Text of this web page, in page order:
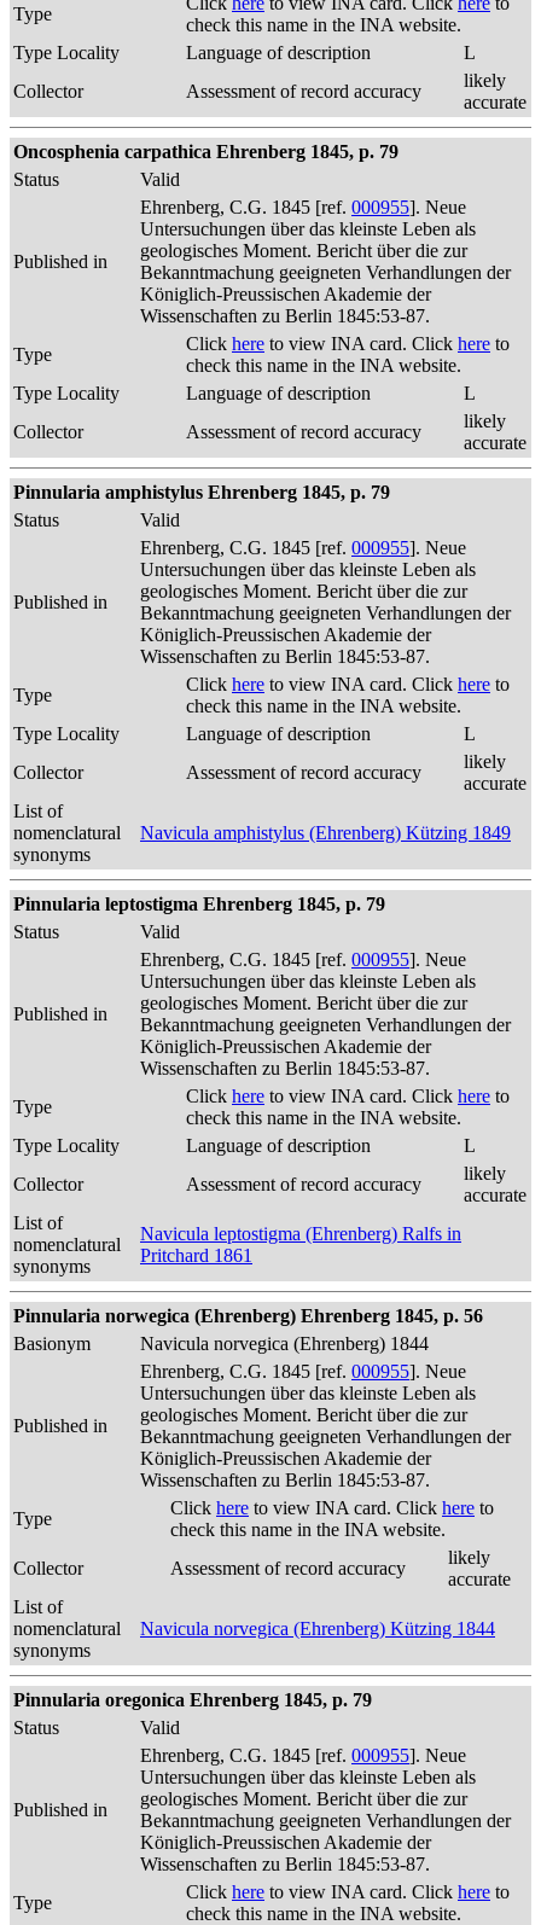
Type
check this name in the INA website.
Type Locality
Language of description
L
Collector
Assessment of record accuracy
likely
accurate
Oncosphenia carpathica Ehrenberg 1845, p. 79
Status
Valid
Published in
Ehrenberg, C.G. 1845 [ref. 000955]. Neue
Untersuchungen über das kleinste Leben als
geologisches Moment. Bericht über die zur
Bekanntmachung geeigneten Verhandlungen der
Königlich-Preussischen Akademie der
Wissenschaften zu Berlin 1845:53-87.
Type
Click here to view INA card. Click here to
check this name in the INA website.
Type Locality
Language of description
L
Collector
Assessment of record accuracy
likely
accurate
Pinnularia amphistylus Ehrenberg 1845, p. 79
Status
Valid
Published in
Ehrenberg, C.G. 1845 [ref. 000955]. Neue
Untersuchungen über das kleinste Leben als
geologisches Moment. Bericht über die zur
Bekanntmachung geeigneten Verhandlungen der
Königlich-Preussischen Akademie der
Wissenschaften zu Berlin 1845:53-87.
Type
Click here to view INA card. Click here to
check this name in the INA website.
Type Locality
Language of description
L
Collector
Assessment of record accuracy
likely
accurate
List of
nomenclatural
synonyms
Navicula amphistylus (Ehrenberg) Kützing 1849
Pinnularia leptostigma Ehrenberg 1845, p. 79
Status
Valid
Published in
Ehrenberg, C.G. 1845 [ref. 000955]. Neue
Untersuchungen über das kleinste Leben als
geologisches Moment. Bericht über die zur
Bekanntmachung geeigneten Verhandlungen der
Königlich-Preussischen Akademie der
Wissenschaften zu Berlin 1845:53-87.
Type
Click here to view INA card. Click here to
check this name in the INA website.
Type Locality
Language of description
L
Collector
Assessment of record accuracy
likely
accurate
List of
nomenclatural
synonyms
Navicula leptostigma (Ehrenberg) Ralfs in
Pritchard 1861
Pinnularia norwegica (Ehrenberg) Ehrenberg 1845, p. 56
Basionym
Navicula norvegica (Ehrenberg) 1844
Published in
Ehrenberg, C.G. 1845 [ref. 000955]. Neue
Untersuchungen über das kleinste Leben als
geologisches Moment. Bericht über die zur
Bekanntmachung geeigneten Verhandlungen der
Königlich-Preussischen Akademie der
Wissenschaften zu Berlin 1845:53-87.
Type
Click here to view INA card. Click here to
check this name in the INA website.
Collector
Assessment of record accuracy
likely
accurate
List of
nomenclatural
synonyms
Navicula norvegica (Ehrenberg) Kützing 1844
Pinnularia oregonica Ehrenberg 1845, p. 79
Status
Valid
Published in
Ehrenberg, C.G. 1845 [ref. 000955]. Neue
Untersuchungen über das kleinste Leben als
geologisches Moment. Bericht über die zur
Bekanntmachung geeigneten Verhandlungen der
Königlich-Preussischen Akademie der
Wissenschaften zu Berlin 1845:53-87.
Type
Click here to view INA card. Click here to
check this name in the INA website.